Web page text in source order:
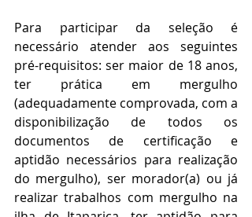
Para participar da seleção é
necessário atender aos seguintes
pré-requisitos: ser maior de 18 anos,
ter prática em mergulho
(adequadamente comprovada, com a
disponibilização de todos os
documentos de certificação e
aptidão necessários para realização
do mergulho), ser morador(a) ou já
realizar trabalhos com mergulho na